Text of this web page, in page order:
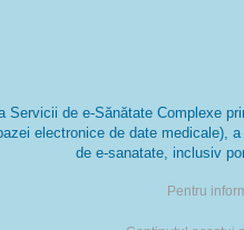
Servicii de e-Sănătate Complexe
electronice de date medicale),
de e-sanatate, inclusiv
Pentru